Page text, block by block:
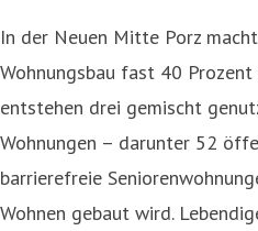
In der Neuen Mitte Porz
Wohnungsbau fast 40 Prozent
entstehen drei gemischt
Wohnungen – darunter 52
barrierefreie
Wohnen gebaut wird.